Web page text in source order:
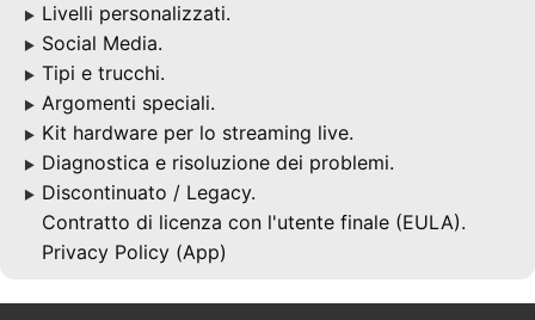
▶ Livelli personalizzati.
▶ Social Media.
▶ Tipi e trucchi.
▶ Argomenti speciali.
▶ Kit hardware per lo streaming live.
▶ Diagnostica e risoluzione dei problemi.
▶ Discontinuato / Legacy.
Contratto di licenza con l'utente finale (EULA).
Privacy Policy (App)